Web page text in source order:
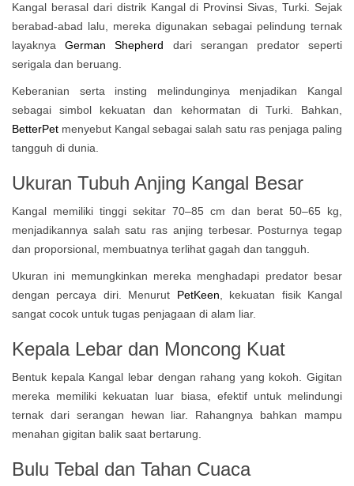
Kangal berasal dari distrik Kangal di Provinsi Sivas, Turki. Sejak
berabad-abad lalu, mereka digunakan sebagai pelindung ternak
layaknyaGerman Shepherd dari serangan predator seperti
serigala dan beruang.
Keberanian serta insting melindunginya menjadikan Kangal
sebagai simbol kekuatan dan kehormatan di Turki. Bahkan,
BetterPet menyebut Kangal sebagai salah satu ras penjaga paling
tangguh di dunia.
Ukuran Tubuh Anjing Kangal Besar
Kangal memiliki tinggi sekitar 70–85 cm dan berat 50–65 kg,
menjadikannya salah satu ras anjing terbesar. Posturnya tegap
dan proporsional, membuatnya terlihat gagah dan tangguh.
Ukuran ini memungkinkan mereka menghadapi predator besar
dengan percaya diri. Menurut PetKeen , kekuatan fisik Kangal
sangat cocok untuk tugas penjagaan di alam liar.
Kepala Lebar dan Moncong Kuat
Bentuk kepala Kangal lebar dengan rahang yang kokoh. Gigitan
mereka memiliki kekuatan luar biasa, efektif untuk melindungi
ternak dari serangan hewan liar. Rahangnya bahkan mampu
menahan gigitan balik saat bertarung.
Bulu Tebal dan Tahan Cuaca